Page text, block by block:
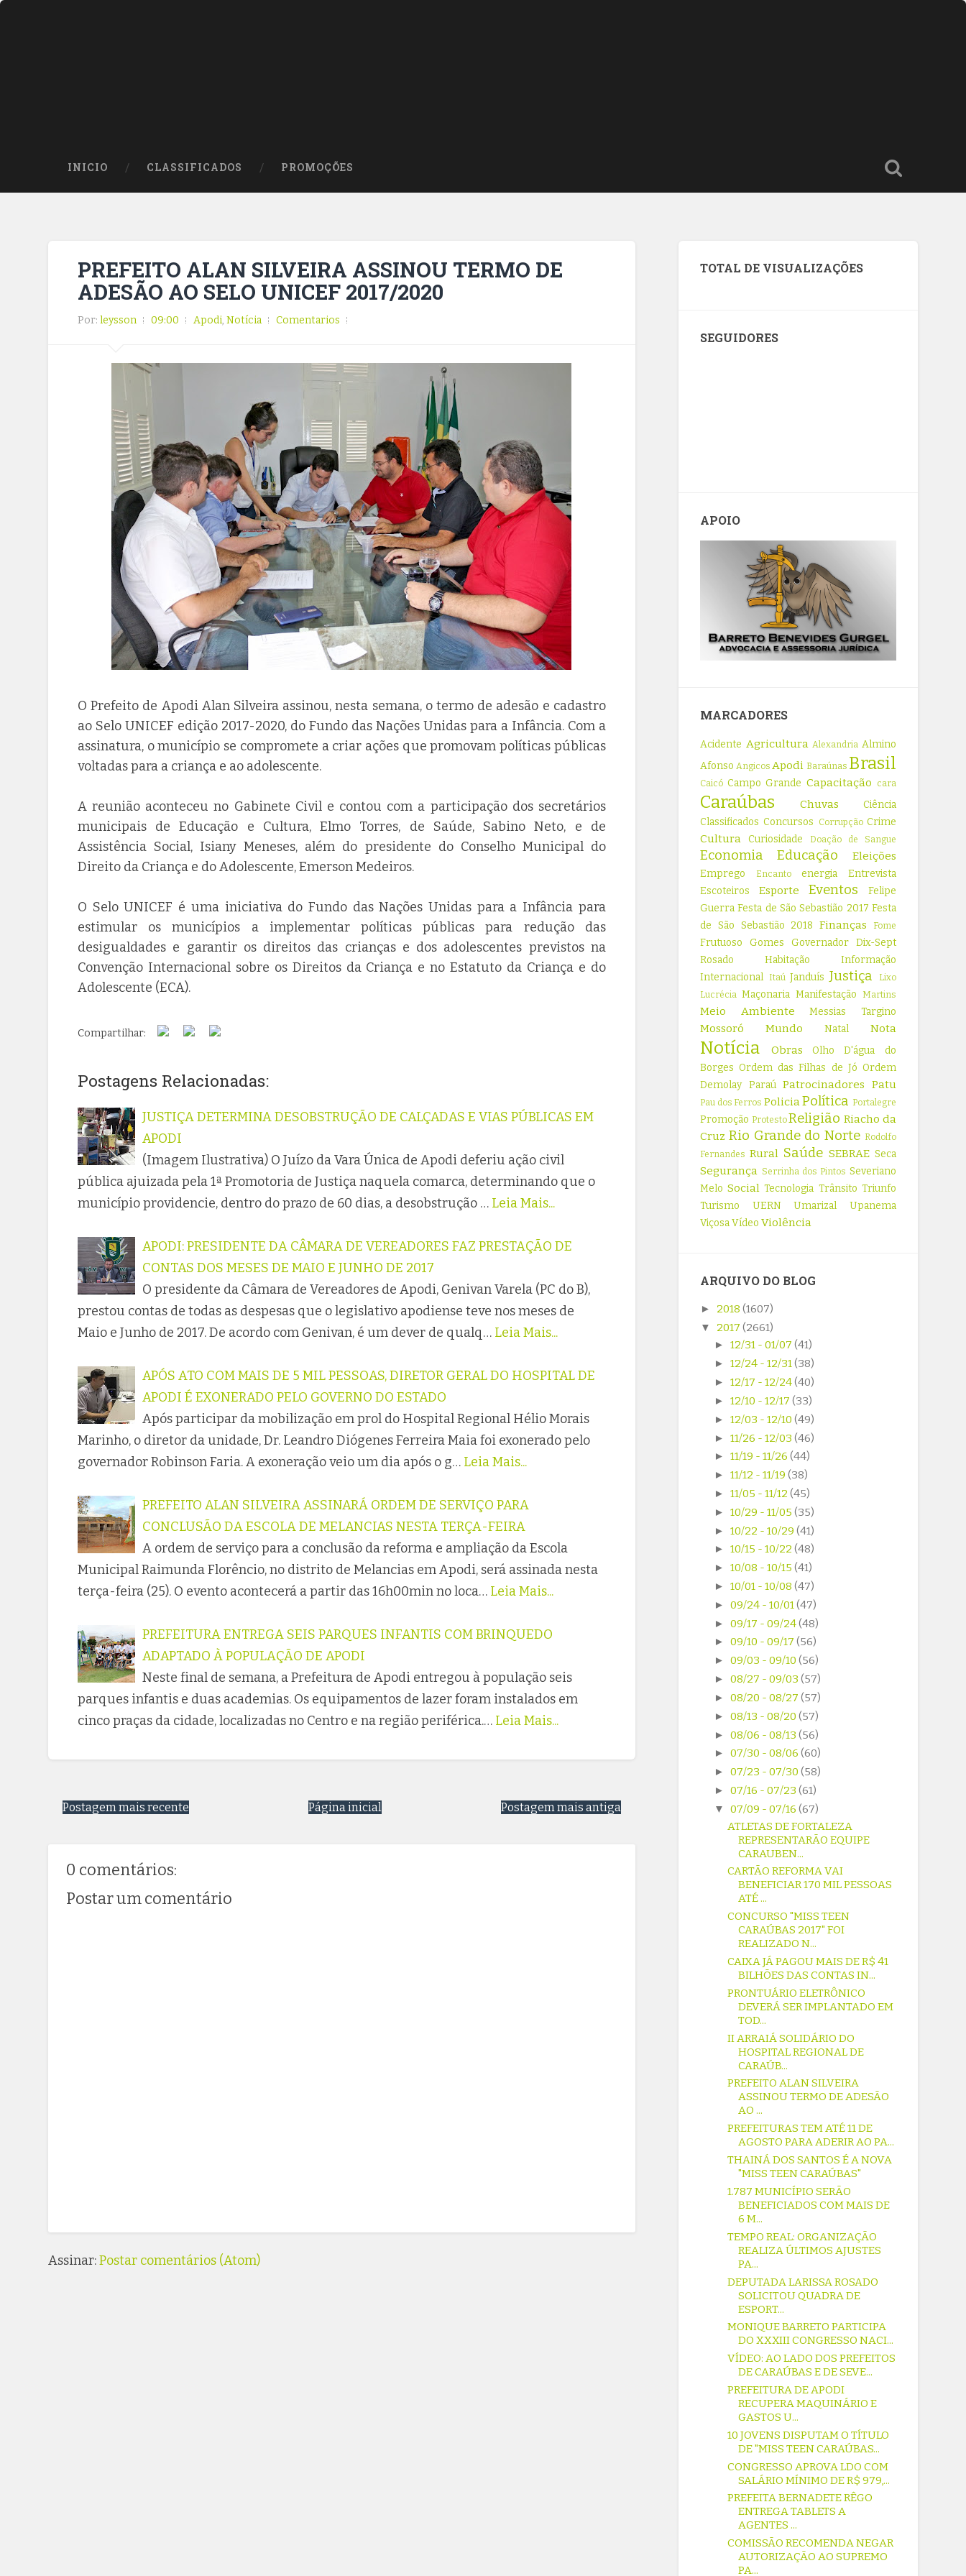
INICIO CLASSIFICADOS PROMOÇÕES
PREFEITO ALAN SILVEIRA ASSINOU TERMO DE
ADESÃO AO SELO UNICEF 2017/2020
Por:leysson 09:00 Apodi,Notícia Comentarios
O Prefeito de Apodi Alan Silveira assinou, nesta semana, o termo de adesão e cadastro
ao Selo UNICEF edição 2017-2020, do Fundo das Nações Unidas para a Infância. Com a
assinatura, o município se compromete a criar ações que promovam políticas públicas
voltadas para a criança e ao adolescente.
A reunião aconteceu no Gabinete Civil e contou com a participação dos secretários
municipais de Educação e Cultura, Elmo Torres, de Saúde, Sabino Neto, e de
Assistência Social, Isiany Meneses, além do presidente do Conselho Municipal do
Direito da Criança e do Adolescente, Emerson Medeiros.
O Selo UNICEF é uma iniciativa do Fundo das Nações Unidas para a Infância para
estimular os municípios a implementar políticas públicas para redução das
desigualdades e garantir os direitos das crianças e dos adolescentes previstos na
Convenção Internacional sobre os Direitos da Criança e no Estatuto da Criança e do
Adolescente (ECA).
Compartilhar:
Postagens Relacionadas:
JUSTIÇA DETERMINA DESOBSTRUÇÃO DE CALÇADAS E VIAS PÚBLICAS EM
APODI
(Imagem Ilustrativa) O Juízo da Vara Única de Apodi deferiu ação civil
pública ajuizada pela 1ª Promotoria de Justiça naquela comarca, determinando que o
município providencie, dentro do prazo de 60 dias, a desobstrução … Leia Mais...
APODI: PRESIDENTE DA CÂMARA DE VEREADORES FAZ PRESTAÇÃO DE
CONTAS DOS MESES DE MAIO E JUNHO DE 2017
O presidente da Câmara de Vereadores de Apodi, Genivan Varela (PC do B),
prestou contas de todas as despesas que o legislativo apodiense teve nos meses de
Maio e Junho de 2017. De acordo com Genivan, é um dever de qualq… Leia Mais...
APÓS ATO COM MAIS DE 5 MIL PESSOAS, DIRETOR GERAL DO HOSPITAL DE
APODI É EXONERADO PELO GOVERNO DO ESTADO
Após participar da mobilização em prol do Hospital Regional Hélio Morais
Marinho, o diretor da unidade, Dr. Leandro Diógenes Ferreira Maia foi exonerado pelo
governador Robinson Faria. A exoneração veio um dia após o g… Leia Mais...
PREFEITO ALAN SILVEIRA ASSINARÁ ORDEM DE SERVIÇO PARA
CONCLUSÃO DA ESCOLA DE MELANCIAS NESTA TERÇA-FEIRA
A ordem de serviço para a conclusão da reforma e ampliação da Escola
Municipal Raimunda Florêncio, no distrito de Melancias em Apodi, será assinada nesta
terça-feira (25). O evento acontecerá a partir das 16h00min no loca… Leia Mais...
PREFEITURA ENTREGA SEIS PARQUES INFANTIS COM BRINQUEDO
ADAPTADO À POPULAÇÃO DE APODI
Neste final de semana, a Prefeitura de Apodi entregou à população seis
parques infantis e duas academias. Os equipamentos de lazer foram instalados em
cinco praças da cidade, localizadas no Centro e na região periférica.… Leia Mais...
Postagem mais recente Postagem mais antiga
Página inicial
0 comentários:
Postar um comentário
Assinar:Postar comentários (Atom)
TOTAL DE VISUALIZAÇÕES
SEGUIDORES
APOIO
MARCADORES
Acidente Agricultura Alexandria Almino
Afonso Angicos Apodi Baraúnas Brasil
Caicó Campo Grande Capacitação cara
Caraúbas Chuvas
Ciência
Classificados Concursos Corrupção Crime
Cultura Curiosidade Doação de Sangue
Economia Educação Eleições
Emprego Encanto energia
Entrevista
Escoteiros
Esporte Eventos
Felipe
Guerra Festa de São Sebastião 2017 Festa
de São Sebastião 2018 Finanças Fome
Frutuoso Gomes
Governador Dix-Sept
Rosado
Habitação
Informação
Internacional
Itaú Janduís Justiça
Lixo
Lucrécia Maçonaria Manifestação Martins
Meio Ambiente Messias Targino
Mossoró Mundo Natal Nota
Notícia Obras
Olho D'água do
Borges Ordem das Filhas de Jó Ordem
Demolay Paraú Patrocinadores Patu
Pau dos Ferros PoliciaPolítica Portalegre
Promoção ProtestoReligião Riacho da
Cruz Rio Grande do Norte Rodolfo
Fernandes Rural Saúde SEBRAE Seca
Segurança Serrinha dos Pintos Severiano
Melo Social Tecnologia Trânsito Triunfo
Turismo
UERN Umarizal
Upanema
ViçosaVídeo Violência
ARQUIVO DO BLOG
► 2018(1607)
▼ 2017(2661)
► 12/31 - 01/07 (41)
► 12/24 - 12/31(38)
► 12/17 - 12/24(40)
► 12/10 - 12/17 (33)
► 12/03 - 12/10 (49)
► 11/26 - 12/03 (46)
► 11/19 - 11/26 (44)
► 11/12 - 11/19 (38)
► 11/05 - 11/12 (45)
► 10/29 - 11/05 (35)
► 10/22 - 10/29 (41)
► 10/15 - 10/22 (48)
► 10/08 - 10/15 (41)
► 10/01 - 10/08 (47)
► 09/24 - 10/01(47)
► 09/17 - 09/24(48)
► 09/10 - 09/17 (56)
► 09/03 - 09/10 (56)
► 08/27 - 09/03 (57)
► 08/20 - 08/27 (57)
► 08/13 - 08/20 (57)
► 08/06 - 08/13 (56)
► 07/30 - 08/06 (60)
► 07/23 - 07/30 (58)
► 07/16 - 07/23 (61)
▼ 07/09 - 07/16 (67)
ATLETAS DE FORTALEZA
REPRESENTARÃO EQUIPE
CARAUBEN...
CARTÃO REFORMA VAI
BENEFICIAR 170 MIL PESSOAS
ATÉ ...
CONCURSO "MISS TEEN
CARAÚBAS 2017" FOI
REALIZADO N...
CAIXA JÁ PAGOU MAIS DE R$ 41
BILHÕES DAS CONTAS IN...
PRONTUÁRIO ELETRÔNICO
DEVERÁ SER IMPLANTADO EM
TOD...
II ARRAIÁ SOLIDÁRIO DO
HOSPITAL REGIONAL DE
CARAÚB...
PREFEITO ALAN SILVEIRA
ASSINOU TERMO DE ADESÃO
AO ...
PREFEITURAS TEM ATÉ 11 DE
AGOSTO PARA ADERIR AO PA...
THAINÁ DOS SANTOS É A NOVA
"MISS TEEN CARAÚBAS"
1.787 MUNICÍPIO SERÃO
BENEFICIADOS COM MAIS DE
6 M...
TEMPO REAL: ORGANIZAÇÃO
REALIZA ÚLTIMOS AJUSTES
PA...
DEPUTADA LARISSA ROSADO
SOLICITOU QUADRA DE
ESPORT...
MONIQUE BARRETO PARTICIPA
DO XXXIII CONGRESSO NACI...
VÍDEO: AO LADO DOS PREFEITOS
DE CARAÚBAS E DE SEVE...
PREFEITURA DE APODI
RECUPERA MAQUINÁRIO E
GASTOS U...
10 JOVENS DISPUTAM O TÍTULO
DE "MISS TEEN CARAÚBAS...
CONGRESSO APROVA LDO COM
SALÁRIO MÍNIMO DE R$ 979,...
PREFEITA BERNADETE RÊGO
ENTREGA TABLETS A
AGENTES ...
COMISSÃO RECOMENDA NEGAR
AUTORIZAÇÃO AO SUPREMO
PA...